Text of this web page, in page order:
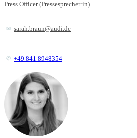
Press Officer (Pressesprecher:in)
sarah.braun@audi.de
+49 841 8948354